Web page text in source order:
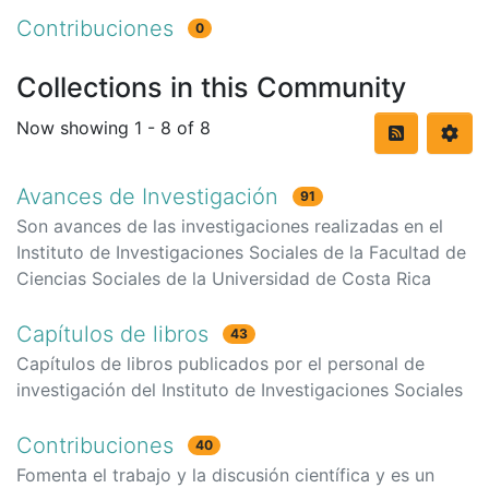
Contribuciones 0
Collections in this Community
Now showing 1 - 8 of 8
Avances de Investigación 91
Son avances de las investigaciones realizadas en el
Instituto de Investigaciones Sociales de la Facultad de
Ciencias Sociales de la Universidad de Costa Rica
Capítulos de libros 43
Capítulos de libros publicados por el personal de
investigación del Instituto de Investigaciones Sociales
Contribuciones 40
Fomenta el trabajo y la discusión científica y es un